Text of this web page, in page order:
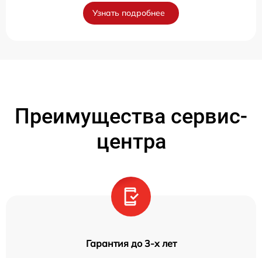
Узнать подробнее
Преимущества сервис-
центра
Гарантия до 3-х лет